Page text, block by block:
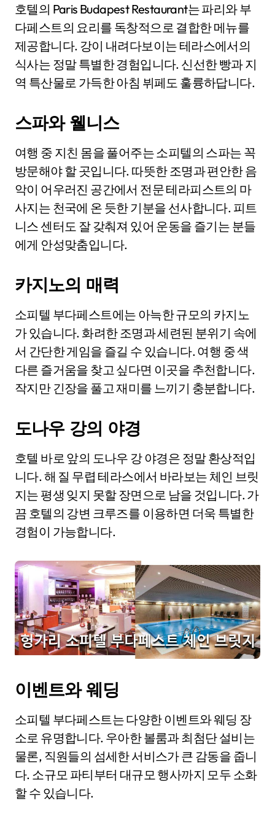
호텔의 Paris Budapest Restaurant는 파리와 부
다페스트의 요리를 독창적으로 결합한 메뉴를
제공합니다. 강이 내려다보이는 테라스에서의
식사는 정말 특별한 경험입니다. 신선한 빵과 지
역 특산물로 가득한 아침 뷔페도 훌륭하답니다.
스파와 웰니스
여행 중 지친 몸을 풀어주는 소피텔의 스파는 꼭
방문해야 할 곳입니다. 따뜻한 조명과 편안한 음
악이 어우러진 공간에서 전문 테라피스트의 마
사지는 천국에 온 듯한 기분을 선사합니다. 피트
니스 센터도 잘 갖춰져 있어 운동을 즐기는 분들
에게 안성맞춤입니다.
카지노의 매력
소피텔 부다페스트에는 아늑한 규모의 카지노
가 있습니다. 화려한 조명과 세련된 분위기 속에
서 간단한 게임을 즐길 수 있습니다. 여행 중 색
다른 즐거움을 찾고 싶다면 이곳을 추천합니다.
작지만 긴장을 풀고 재미를 느끼기 충분합니다.
도나우 강의 야경
호텔 바로 앞의 도나우 강 야경은 정말 환상적입
니다. 해 질 무렵 테라스에서 바라보는 체인 브릿
지는 평생 잊지 못할 장면으로 남을 것입니다. 가
끔 호텔의 강변 크루즈를 이용하면 더욱 특별한
경험이 가능합니다.
이벤트와 웨딩
소피텔 부다페스트는 다양한 이벤트와 웨딩 장
소로 유명합니다. 우아한 볼룸과 최첨단 설비는
물론, 직원들의 섬세한 서비스가 큰 감동을 줍니
다. 소규모 파티부터 대규모 행사까지 모두 소화
할 수 있습니다.